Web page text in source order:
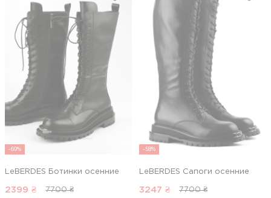
-69%
LeBERDES Ботинки осенние
2399 ₴ 7700 ₴
-58%
LeBERDES Сапоги осенние
3247 ₴ 7700 ₴